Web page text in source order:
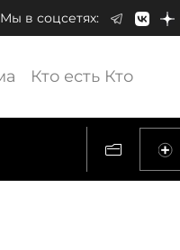
Мы в соцсетях:
Кто есть Кто